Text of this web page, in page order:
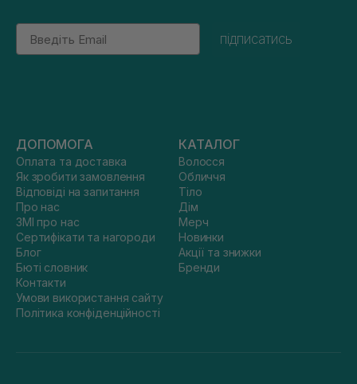
Email
підписатись
ДОПОМОГА
Оплата та доставка
Як зробити замовлення
Відповіді на запитання
Про нас
ЗМІ про нас
Сертифікати та нагороди
Блог
Бюті словник
Контакти
Умови використання сайту
Політика конфіденційності
КАТАЛОГ
Волосся
Обличчя
Тіло
Дім
Мерч
Новинки
Акції та знижки
Бренди